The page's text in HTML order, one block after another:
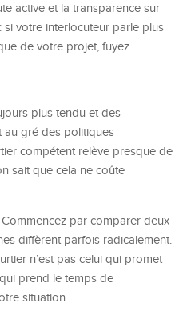
active et la transparence sur
votre interlocuteur parle plus
de votre projet, fuyez.
plus tendu et des
au gré des politiques
compétent relève presque de
sait que cela ne coûte
par comparer deux
diffèrent parfois radicalement.
n’est pas celui qui promet
prend le temps de
situation.